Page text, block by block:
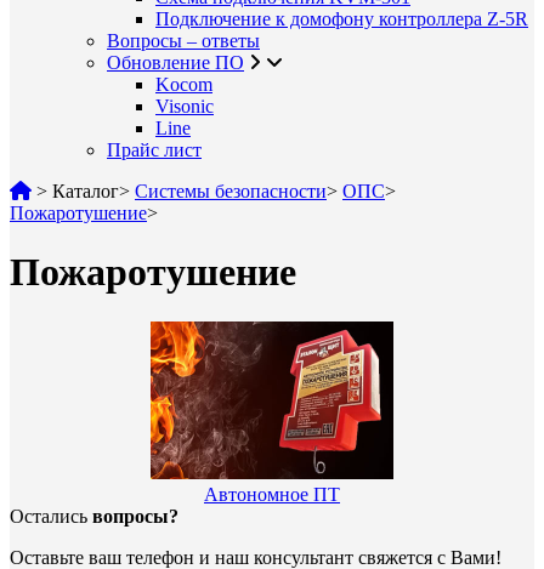
Подключение к домофону контроллера Z-5R
Вопросы – ответы
Обновление ПО
Kocom
Visonic
Line
Прайс лист
> Каталог> Системы безопасности> ОПС>
Пожаротушение>
Пожаротушение
Автономное ПТ
Остались вопросы?
Оставьте ваш телефон и наш консультант свяжется с Вами!